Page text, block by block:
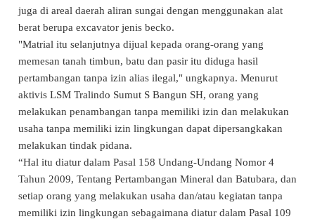
juga di areal daerah aliran sungai dengan menggunakan alat
berat berupa excavator jenis becko.
"Matrial itu selanjutnya dijual kepada orang-orang yang
memesan tanah timbun, batu dan pasir itu diduga hasil
pertambangan tanpa izin alias ilegal," ungkapnya. Menurut
aktivis LSM Tralindo Sumut S Bangun SH, orang yang
melakukan penambangan tanpa memiliki izin dan melakukan
usaha tanpa memiliki izin lingkungan dapat dipersangkakan
melakukan tindak pidana.
“Hal itu diatur dalam Pasal 158 Undang-Undang Nomor 4
Tahun 2009, Tentang Pertambangan Mineral dan Batubara, dan
setiap orang yang melakukan usaha dan/atau kegiatan tanpa
memiliki izin lingkungan sebagaimana diatur dalam Pasal 109